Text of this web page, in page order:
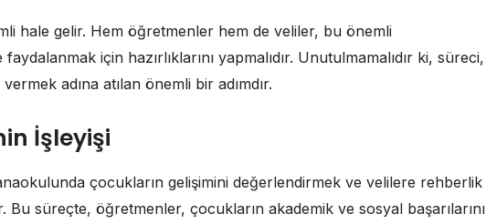
hale gelir. Hem öğretmenler hem de veliler, bu önemli
için hazırlıklarını yapmalıdır. Unutulmamalıdır ki, süreci,
adına atılan önemli bir adımdır.
İşleyişi
çocukların gelişimini değerlendirmek ve velilere rehberlik
Bu süreçte, öğretmenler, çocukların akademik ve sosyal başarılarını